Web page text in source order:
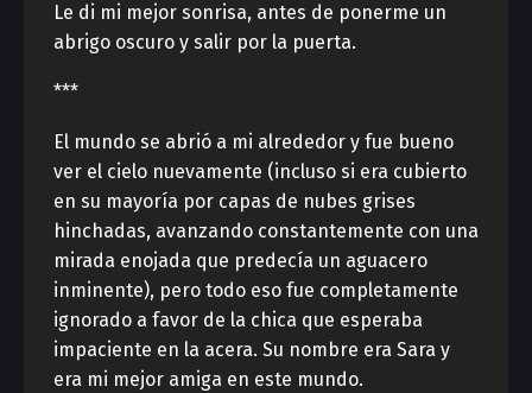
Le di mi mejor sonrisa, antes de ponerme un
abrigo oscuro y salir por la puerta.
***
El mundo se abrió a mi alrededor y fue bueno
ver el cielo nuevamente (incluso si era cubierto
en su mayoría por capas de nubes grises
hinchadas, avanzando constantemente con una
mirada enojada que predecía un aguacero
inminente), pero todo eso fue completamente
ignorado a favor de la chica que esperaba
impaciente en la acera. Su nombre era Sara y
era mi mejor amiga en este mundo.